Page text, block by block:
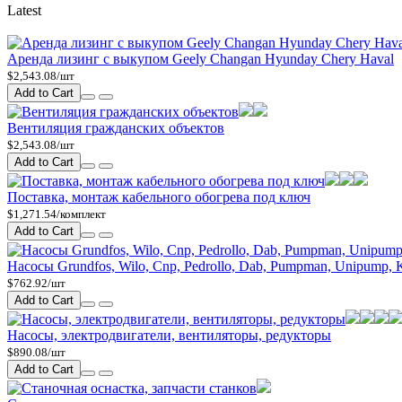
Latest
Аренда лизинг с выкупом Geely Changan Hyunday Chery Haval
$2,543.08/шт
Add to Cart
Вентиляция гражданских объектов
$2,543.08/шт
Add to Cart
Поставка, монтаж кабельного обогрева под ключ
$1,271.54/комплект
Add to Cart
Насосы Grundfos, Wilo, Cnp, Pedrollo, Dab, Pumpman, Unipump,
$762.92/шт
Add to Cart
Насосы, электродвигатели, вентиляторы, редукторы
$890.08/шт
Add to Cart